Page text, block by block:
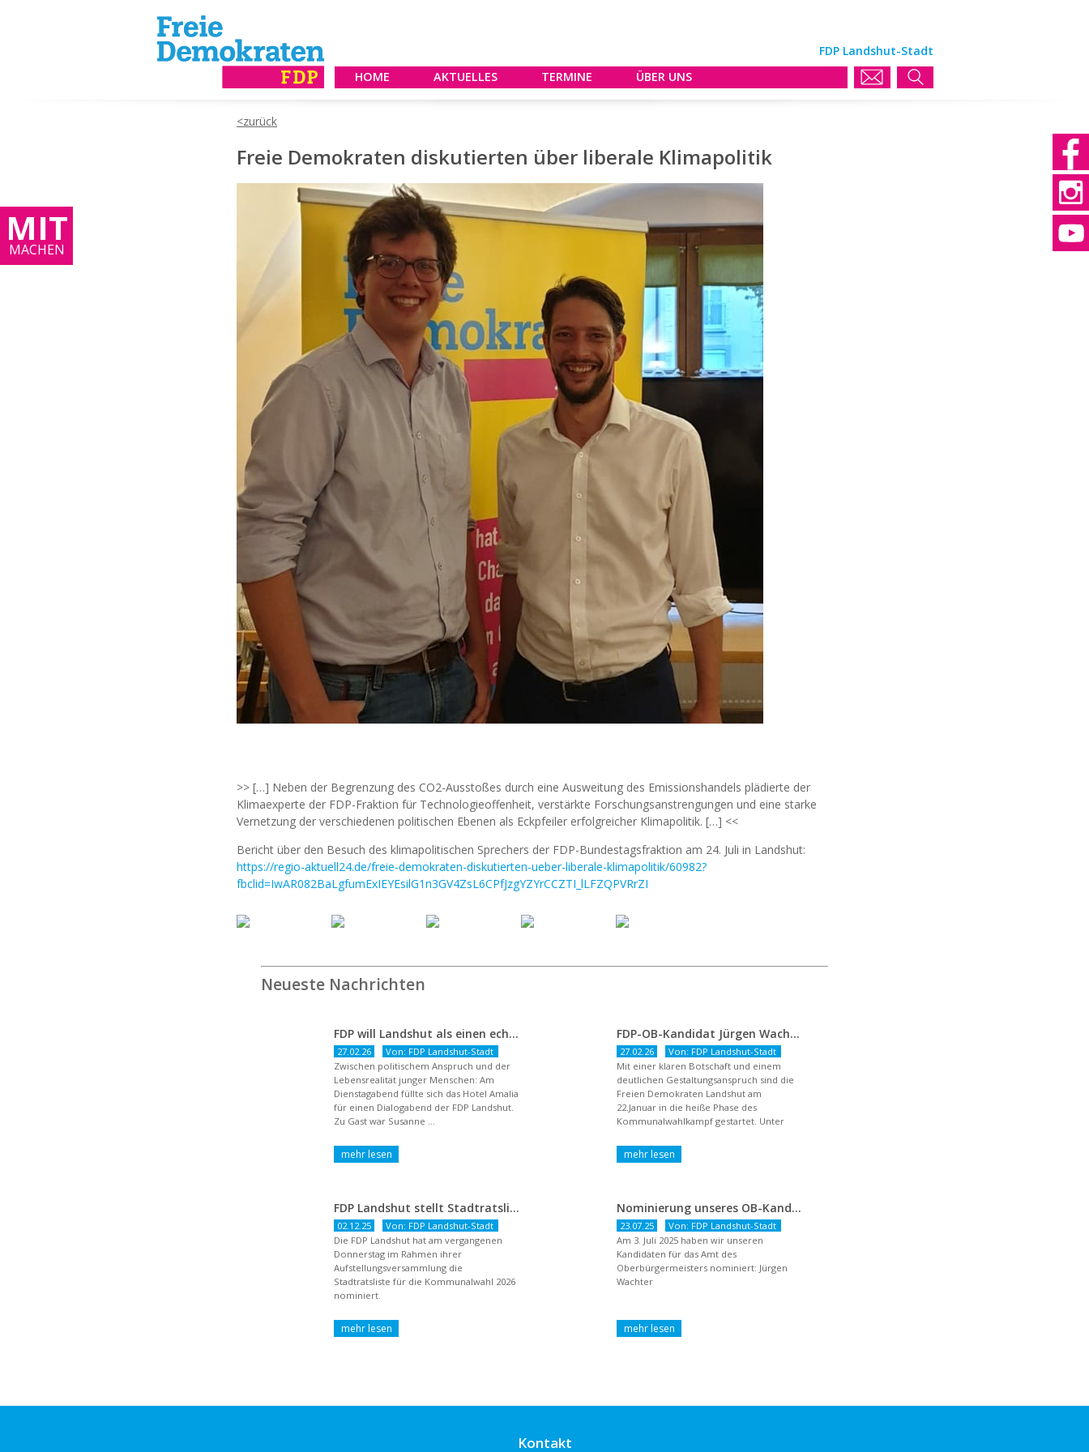
FDP Landshut-Stadt
HOME
AKTUELLES TERMINE ÜBER UNS
MIT
MACHEN
Freie Demokraten diskutierten über liberale Klimapolitik
>> […] Neben der Begrenzung des CO2-Ausstoßes durch eine Ausweitung des Emissionshandels plädierte der
Klimaexperte der FDP-Fraktion für Technologieoffenheit, verstärkte Forschungsanstrengungen und eine starke
Vernetzung der verschiedenen politischen Ebenen als Eckpfeiler erfolgreicher Klimapolitik. […] <<
Bericht über den Besuch des klimapolitischen Sprechers der FDP-Bundestagsfraktion am 24. Juli in Landshut:
https://regio-aktuell24.de/freie-demokraten-diskutierten-ueber-liberale-klimapolitik/60982?
fbclid=IwAR082BaLgfumExIEYEsilG1n3GV4ZsL6CPfJzgYZYrCCZTI_lLFZQPVRrZI
Neueste Nachrichten
FDP will Landshut als einen echten Chancenort gestalten
27.02.26
Von: FDP Landshut-Stadt
Zwischen politischem Anspruch und der
Lebensrealität junger Menschen: Am
Dienstagabend füllte sich das Hotel Amalia
für einen Dialogabend der FDP Landshut.
Zu Gast war Susanne ...
FDP-OB-Kandidat Jürgen Wachter: „Politik auf Pump ist unsozial“
27.02.26
Von: FDP Landshut-Stadt
Mit einer klaren Botschaft und einem
deutlichen Gestaltungsanspruch sind die
Freien Demokraten Landshut am
22.Januar in die heiße Phase des
Kommunalwahlkampf gestartet. Unter
FDP Landshut stellt Stadtratsliste für 2026 auf – OB-Kandidat Jürgen Wachter betont Gestaltungsanspruch und liberale Zukunftsvision
02.12.25
Von: FDP Landshut-Stadt
Die FDP Landshut hat am vergangenen
Donnerstag im Rahmen ihrer
Aufstellungsversammlung die
Stadtratsliste für die Kommunalwahl 2026
nominiert.
Nominierung unseres OB-Kandidaten
23.07.25
Von: FDP Landshut-Stadt
Am 3. Juli 2025 haben wir unseren
Kandidaten für das Amt des
Oberbürgermeisters nominiert: Jürgen
Wachter
Kontakt